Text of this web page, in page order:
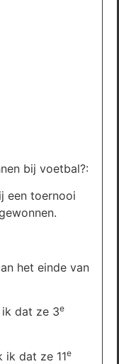
bij voetbal?:
een toernooi
het einde van
dat ze 3e
ik dat ze 11e